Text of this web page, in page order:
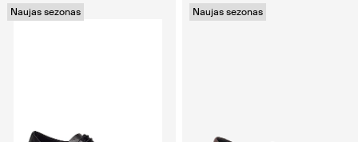
Naujas sezonas Naujas sezonas